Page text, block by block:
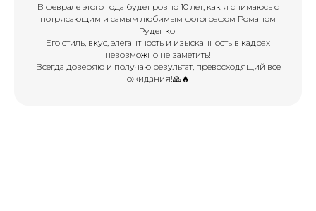
В феврале этого года будет ровно 10 лет, как я снимаюсь с
потрясающим и самым любимым фотографом Романом
Руденко!
Его стиль, вкус, элегантность и изысканность в кадрах
невозможно не заметить!
Всегда доверяю и получаю результат, превосходящий все
ожидания!🙏🔥